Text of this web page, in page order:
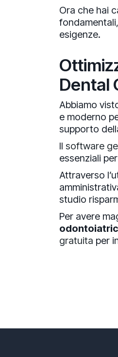
Ora che hai
esigenze.
Dental
Abbiamo
e moderno
supporto
Il software
essenziali
Attraverso
studio
Per avere
gratuita per